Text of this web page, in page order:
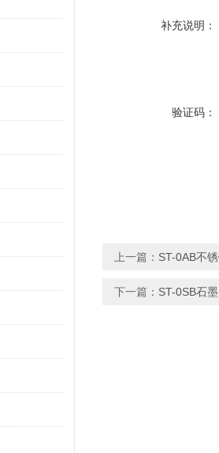
补充说明：
验证码：
上一篇： ST-0AB不
下一篇： ST-0SB石